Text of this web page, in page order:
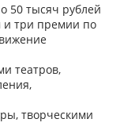
50 тысяч рублей
и три премии по
театров,
творческими